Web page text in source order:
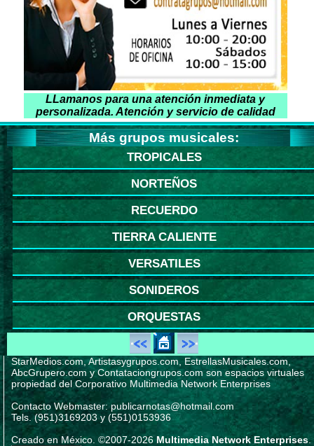
LLamanos para una atención inmediata y
personalizada. Atención y servicio de calidad
Más grupos musicales:
TROPICALES
NORTEÑOS
RECUERDO
TIERRA CALIENTE
VERSATILES
SONIDEROS
ORQUESTAS
StarMedios.com, Artistasygrupos.com, EstrellasMusicales.com,
AbcGrupero.com y Contataciongrupos.com son espacios virtuales
propiedad del Corporativo Multimedia Network Enterprises
Contacto Webmaster: publicarnotas@hotmail.com
Tels. (951)3169203 y (551)0153936
Creado en México. ©2007-2026 Multimedia Network Enterprises.